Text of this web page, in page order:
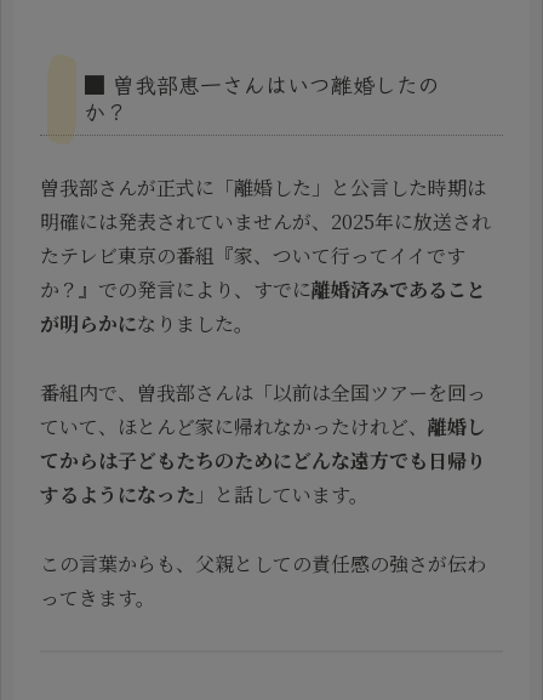
■ 曽我部恵一さんはいつ離婚したの
か？
曽我部さんが正式に「離婚した」と公言した時期は
明確には発表されていませんが、2025年に放送され
たテレビ東京の番組『家、ついて行ってイイです
か？』での発言により、すでに離婚済みであること
が明らかになりました。
番組内で、曽我部さんは「以前は全国ツアーを回っ
ていて、ほとんど家に帰れなかったけれど、 離婚し
てからは子どもたちのためにどんな遠方でも日帰り
するようになった 」と話しています。
この言葉からも、父親としての責任感の強さが伝わ
ってきます。